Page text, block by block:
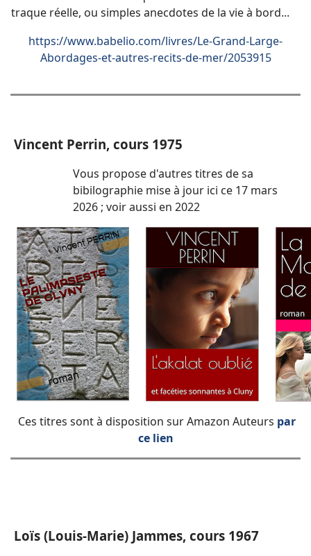
traque réelle, ou simples anecdotes de la vie à bord...
https://www.babelio.com/livres/Le-Grand-Large-
Abordages-et-autres-recits-de-mer/2053915
Vincent Perrin, cours 1975
Vous propose d'autres titres de sa
bibilographie mise à jour ici ce 17 mars
2026 ; voir aussi en 2022
Ces titres sont à disposition sur Amazon Auteurs par
ce lien
Loïs (Louis-Marie) Jammes, cours 1967